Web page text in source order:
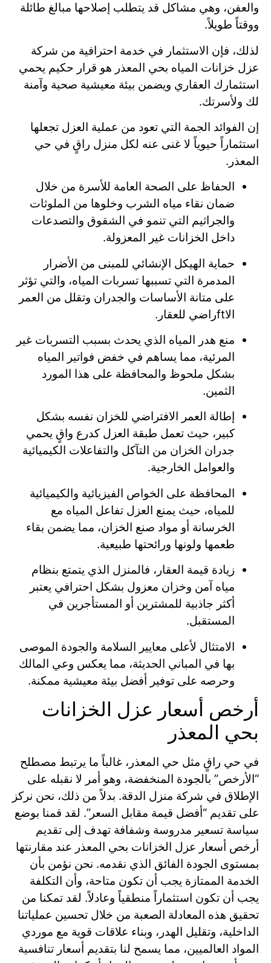
والعفن، وهي مشاكل قد يتطلب إصلاحها مبالغ طائلة
ووقتاً طويلاً.
لذلك، فإن الاستثمار في خدمة احترافية من شركة
عزل خزانات المياه بحي المعذر هو قرار حكيم يحمي
استثمارك العقاري ويضمن بيئة معيشية صحية وآمنة
لك ولأسرتك.
إن الفوائد الجمة التي تعود من عملية العزل تجعلها
استثماراً حيوياً لا غنى عنه لكل منزل راقٍ في حي
المعذر.
الحفاظ على الصحة العامة للأسرة من خلال
ضمان نقاء مياه الشرب وخلوها من الملوثات
والجراثيم التي تنمو في الشقوق والتصدعات
داخل الخزانات غير المعزولة.
حماية الهيكل الإنشائي للمبنى من الأضرار
المدمرة التي تسببها تسربات المياه، والتي تؤثر
على متانة الأساسات والجدران وتقلل من العمر
الاftراضي للعقار.
منع هدر المياه الذي يحدث بسبب التسربات غير
المرئية، مما يساهم في خفض فواتير المياه
بشكل ملحوظ والمحافظة على هذا المورد
الثمين.
إطالة العمر الافتراضي للخزان نفسه بشكل
كبير، حيث تعمل طبقة العزل كدرع واقٍ يحمي
جدران الخزان من التآكل والتفاعلات الكيميائية
والعوامل الخارجية.
المحافظة على الخواص الفيزيائية والكيميائية
للمياه، حيث يمنع العزل تفاعل المياه مع
الخرسانة أو مواد صنع الخزان، مما يضمن بقاء
طعمها ولونها ورائحتها طبيعية.
زيادة قيمة العقار، فالمنزل الذي يتمتع بنظام
مياه آمن وخزان معزول بشكل احترافي يعتبر
أكثر جاذبية للمشترين أو المستأجرين في
المستقبل.
الامتثال لأعلى معايير السلامة والجودة الموصى
بها في المباني الحديثة، مما يعكس وعي المالك
وحرصه على توفير أفضل بيئة معيشية ممكنة.
أرخص أسعار عزل الخزانات
بحي المعذر
في حي راقٍ مثل حي المعذر، غالباً ما يرتبط مصطلح
“الأرخص” بالجودة المنخفضة، وهو أمر لا نقبله على
الإطلاق في شركة منزل الدقة. بدلاً من ذلك، نحن نركز
على تقديم “أفضل قيمة مقابل السعر”. لقد قمنا بوضع
سياسة تسعير مدروسة وشفافة تهدف إلى تقديم
أرخص أسعار عزل الخزانات بحي المعذر عند مقارنتها
بمستوى الجودة الفائق الذي نقدمه. نحن نؤمن بأن
الخدمة الممتازة يجب أن تكون متاحة، وأن التكلفة
يجب أن تكون استثماراً منطقياً وعادلاً. لقد تمكنا من
تحقيق هذه المعادلة الصعبة من خلال تحسين عملياتنا
الداخلية، وتقليل الهدر، وبناء علاقات قوية مع موردي
المواد العالميين، مما يسمح لنا بتقديم أسعار تنافسية